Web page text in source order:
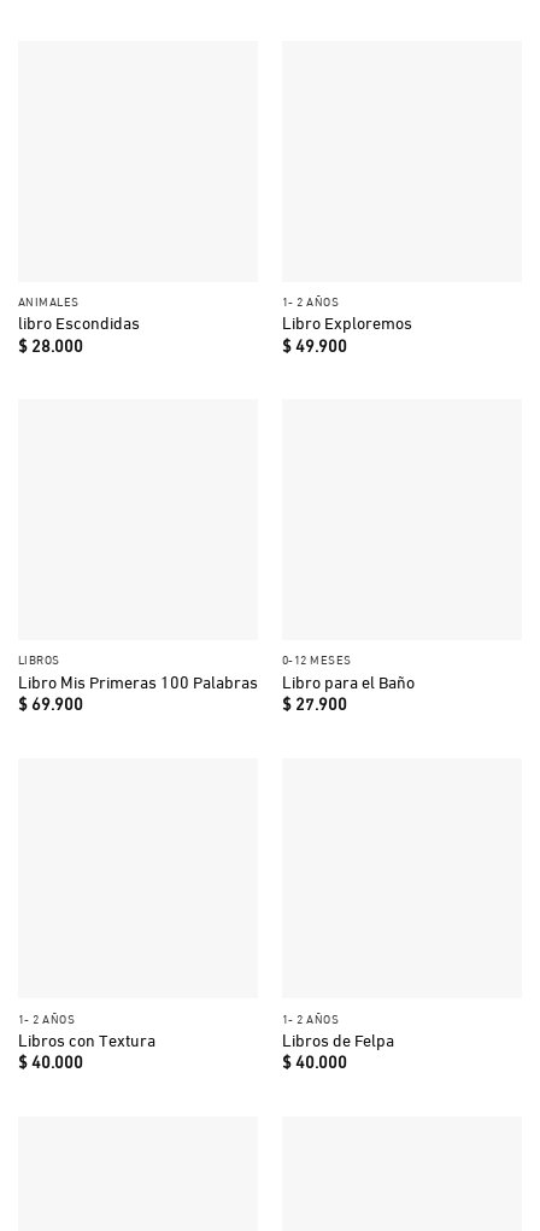
ANIMALES
libro Escondidas
$28.000
1- 2 AÑOS
Libro Exploremos
$49.900
LIBROS
Libro Mis Primeras 100 Palabras
$69.900
0-12 MESES
Libro para el Baño
$27.900
1- 2 AÑOS
Libros con Textura
$40.000
1- 2 AÑOS
Libros de Felpa
$40.000